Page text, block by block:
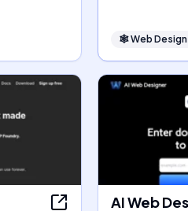
🕸Web Design
AI Web